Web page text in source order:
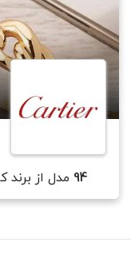
94 مدل از برند